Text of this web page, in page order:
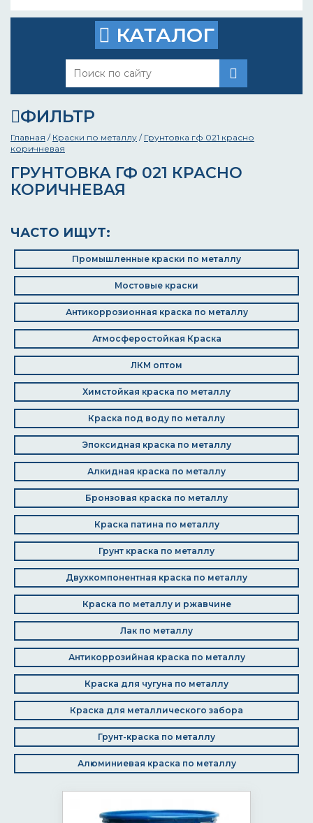
КАТАЛОГ
ФИЛЬТР
Главная / Краски по металлу / Грунтовка гф 021 красно
коричневая
ГРУНТОВКА ГФ 021 КРАСНО
КОРИЧНЕВАЯ
ЧАСТО ИЩУТ:
Промышленные краски по металлу
Мостовые краски
Антикоррозионная краска по металлу
Атмосферостойкая Краска
ЛКМ оптом
Химстойкая краска по металлу
Краска под воду по металлу
Эпоксидная краска по металлу
Алкидная краска по металлу
Бронзовая краска по металлу
Краска патина по металлу
Грунт краска по металлу
Двухкомпонентная краска по металлу
Краска по металлу и ржавчине
Лак по металлу
Антикоррозийная краска по металлу
Краска для чугуна по металлу
Краска для металлического забора
Грунт-краска по металлу
Алюминиевая краска по металлу